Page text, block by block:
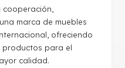
marca de muebles
ofreciendo
productos para el
calidad.